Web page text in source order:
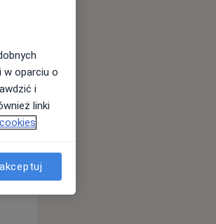
Pon,
10 Sie
w oparciu o
i
linki